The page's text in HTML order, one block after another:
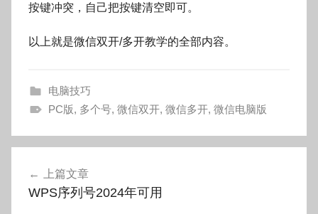
按键冲突，自己把按键清空即可。
以上就是微信双开/多开教学的全部内容。
电脑技巧
PC版, 多个号, 微信双开, 微信多开, 微信电脑版
章
上篇文章
WPS序列号2024年可用